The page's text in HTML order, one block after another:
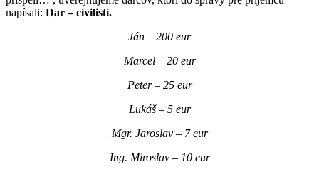
napísali: Dar – civilisti.
Ján – 200 eur
Marcel – 20 eur
Peter – 25 eur
Lukáš – 5 eur
Mgr. Jaroslav – 7 eur
Ing. Miroslav – 10 eur